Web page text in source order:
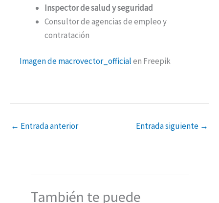
Inspector de salud y seguridad
Consultor de agencias de empleo y
contratación
Imagen de macrovector_officialen Freepik
← Entrada anterior Entrada siguiente →
También te puede